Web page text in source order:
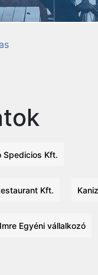
Spedicios Kft.
Kft.
Egyéni vállalkozó